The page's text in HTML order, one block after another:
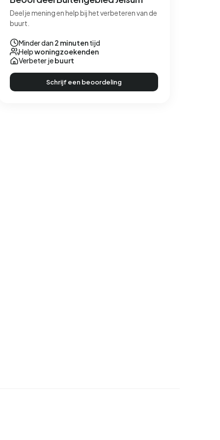
Deel je mening en help bij het verbeteren van de
buurt.
Minder dan 2 minutentijd
Helpwoningzoekenden
Verbeter jebuurt
Schrijf een beoordeling